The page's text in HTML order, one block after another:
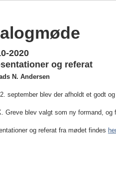
2020
og referat
N. Andersen
september blev der afholdt et godt
Greve blev valgt som ny formand, og
og referat fra mødet findes